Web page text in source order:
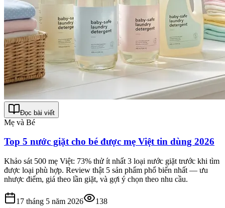
Đọc bài viết
Mẹ và Bé
Top 5 nước giặt cho bé được mẹ Việt tin dùng 2026
Khảo sát 500 mẹ Việt: 73% thử ít nhất 3 loại nước giặt trước khi tìm
được loại phù hợp. Review thật 5 sản phẩm phổ biến nhất — ưu
nhược điểm, giá theo lần giặt, và gợi ý chọn theo nhu cầu.
17 tháng 5 năm 2026 138